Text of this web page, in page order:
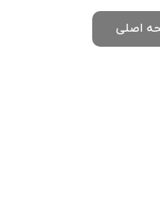
اصلی